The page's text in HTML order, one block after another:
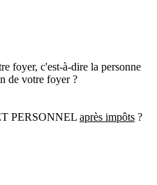
foyer, c'est-à-dire la personne
de votre foyer ?
PERSONNEL après impôts ?